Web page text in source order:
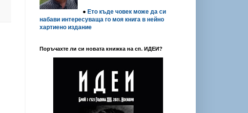
● Ето къде човек може да си
набави интересуваща го моя книга в нейно
хартиено издание
Поръчахте ли си новата книжка на сп. ИДЕИ?